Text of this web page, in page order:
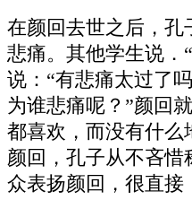
在颜回去世之后，孔
悲痛。其他学生说．
说：“有悲痛太过了
为谁悲痛呢？”颜回
都喜欢，而没有什么
颜回，孔子从不吝惜
众表扬颜回，很直接